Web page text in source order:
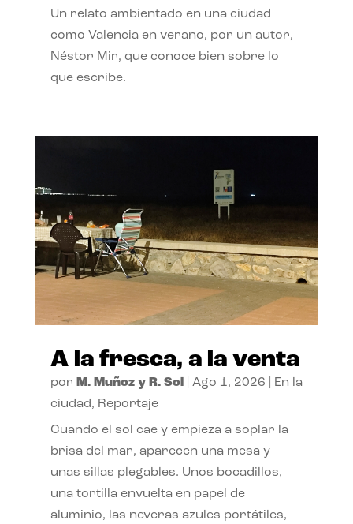
Un relato ambientado en una ciudad
como Valencia en verano, por un autor,
Néstor Mir, que conoce bien sobre lo
que escribe.
A la fresca, a la venta
por M. Muñoz y R. Sol| Ago 1, 2026
En la
ciudad, Reportaje
Cuando el sol cae y empieza a soplar la
brisa del mar, aparecen una mesa y
unas sillas plegables. Unos bocadillos,
una tortilla envuelta en papel de
aluminio, las neveras azules portátiles,